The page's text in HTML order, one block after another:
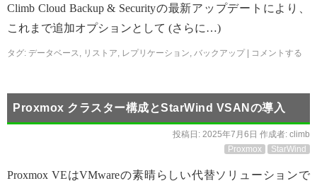
Climb Cloud Backup & Securityの最新アップデートにより、
これまで追加オプションとして (さらに…)
タグ: データベース, リストア, レプリケーション, バックアップ コメントする
Proxmox クラスター構成とStarWind VSANの導入
投稿日: 2025年7月6日 作成者: climb
Proxmox
StarWind
Proxmox VEはVMwareの素晴らしい代替ソリューションで